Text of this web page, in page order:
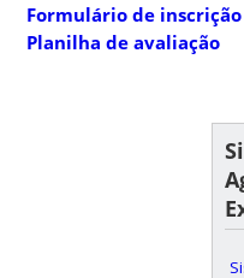
Formulário de inscrição
Planilha de avaliação